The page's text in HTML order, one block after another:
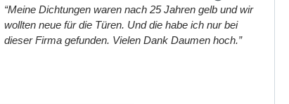
“Meine Dichtungen waren nach 25 Jahren gelb und wir
wollten neue für die Türen. Und die habe ich nur bei
dieser Firma gefunden. Vielen Dank Daumen hoch.”